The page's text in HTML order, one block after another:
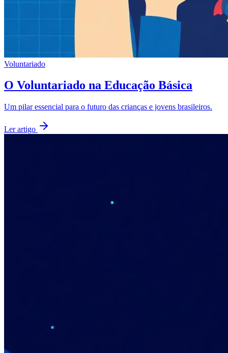
Voluntariado
O Voluntariado na Educação Básica
Um pilar essencial para o futuro das crianças e jovens brasileiros.
Ler artigo